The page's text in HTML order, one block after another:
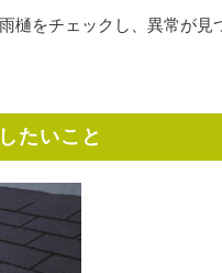
樋をチェックし、異常が
たいこと